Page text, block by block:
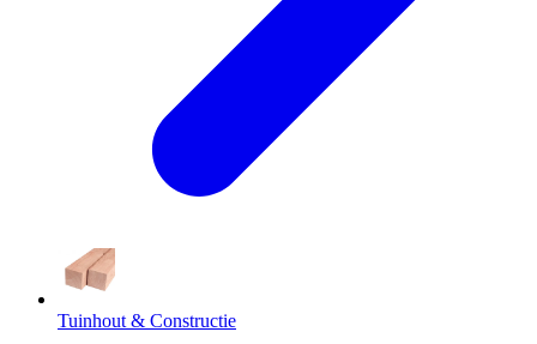
Tuinhout & Constructie